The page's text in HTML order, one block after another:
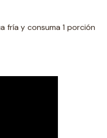
fría y consuma 1 porción